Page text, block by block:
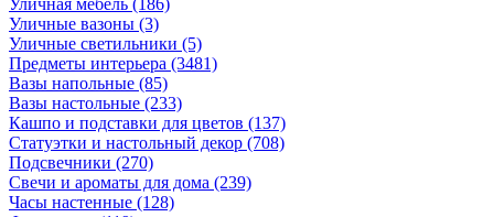
Уличная мебель (186)
Уличные вазоны (3)
Уличные светильники (5)
Предметы интерьера (3481)
Вазы напольные (85)
Вазы настольные (233)
Кашпо и подставки для цветов (137)
Статуэтки и настольный декор (708)
Подсвечники (270)
Свечи и ароматы для дома (239)
Часы настенные (128)